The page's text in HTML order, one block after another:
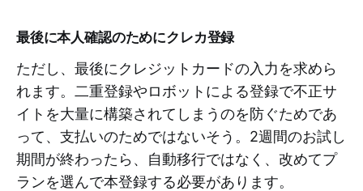
最後に本人確認のためにクレカ登録
ただし、最後にクレジットカードの入力を求めら
れます。二重登録やロボットによる登録で不正サ
イトを大量に構築されてしまうのを防ぐためであ
って、支払いのためではないそう。2週間のお試し
期間が終わったら、自動移行ではなく、改めてプ
ランを選んで本登録する必要があります。